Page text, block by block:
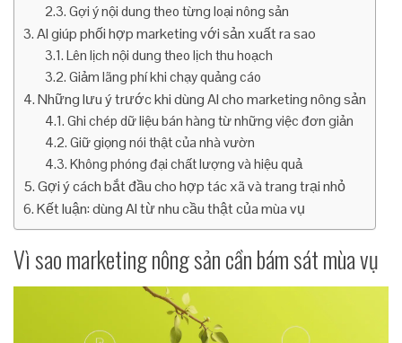
Gợi ý nội dung theo từng loại nông sản
AI giúp phối hợp marketing với sản xuất ra sao
Lên lịch nội dung theo lịch thu hoạch
Giảm lãng phí khi chạy quảng cáo
Những lưu ý trước khi dùng AI cho marketing nông sản
Ghi chép dữ liệu bán hàng từ những việc đơn giản
Giữ giọng nói thật của nhà vườn
Không phóng đại chất lượng và hiệu quả
Gợi ý cách bắt đầu cho hợp tác xã và trang trại nhỏ
Kết luận: dùng AI từ nhu cầu thật của mùa vụ
Vì sao marketing nông sản cần bám sát mùa vụ